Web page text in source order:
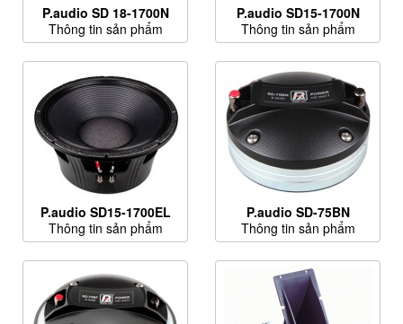
P.audio SD 18-1700N
Thông tin sản phẩm
P.audio SD15-1700N
Thông tin sản phẩm
P.audio SD15-1700EL
Thông tin sản phẩm
P.audio SD-75BN
Thông tin sản phẩm